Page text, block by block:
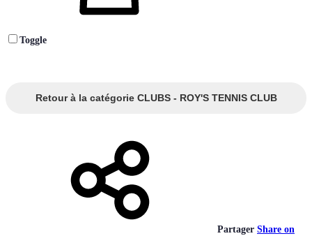
Toggle
Retour à la catégorie CLUBS - ROY'S TENNIS CLUB
Partager Share on